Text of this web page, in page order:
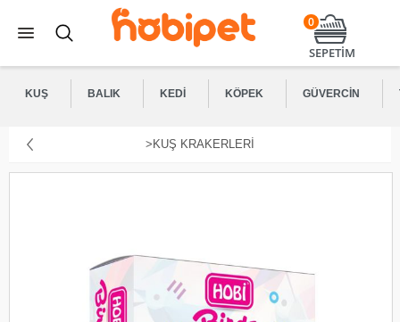
0
SEPETİM
KUŞ BALIK KEDI KÖPEK GÜVERCIN
>KUŞ KRAKERLERI